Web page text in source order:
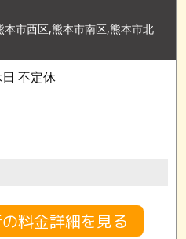
市西区,熊本市南区,熊本市北
不定休
料金詳細を見る